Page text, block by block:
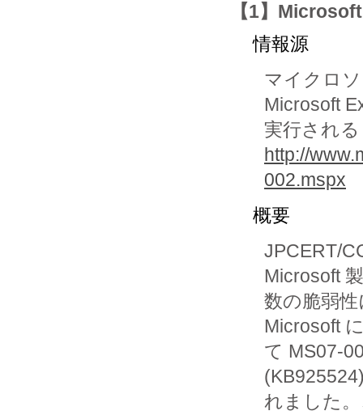
【1】
情報源
マイクロ
Microsoft
実行され
http://
002.mspx
概要
JPCERT/
Microsoft
数の脆弱
Microsoft
て MS07-
れました